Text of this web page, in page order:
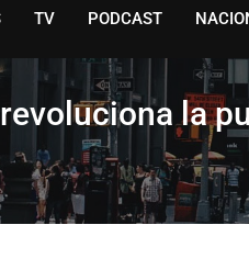
TV PODCAST
la